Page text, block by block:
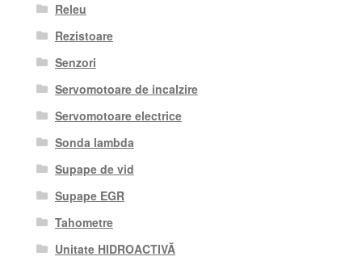
Releu
Rezistoare
Senzori
Servomotoare de incalzire
Servomotoare electrice
Sonda lambda
Supape de vid
Supape EGR
Tahometre
Unitate HIDROACTIVĂ